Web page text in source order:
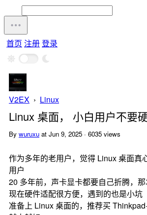
首页 注册登录
V2EX › Linux
Linux 桌面， 小白用户不要
By wuruxu at Jun 9, 2025 · 6035 views
作为多年的老用户，觉得 Linux 桌面真
用户
20 多年前，声卡显卡都要自己折腾，
现在硬件适配很方便，遇到的也是小坑
准备上 Linux 桌面的，推荐买